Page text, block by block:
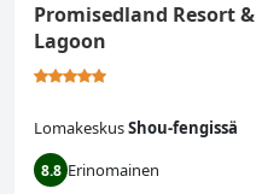
Promisedland Resort &
Lagoon
LomakeskusShou-fengissä
8.8 Erinomainen